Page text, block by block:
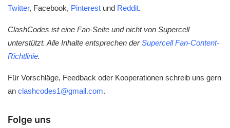
Twitter, Facebook, Pinterest und Reddit.
ClashCodes ist eine Fan-Seite und nicht von Supercell
unterstützt. Alle Inhalte entsprechen derSupercell Fan-Content-
Richtlinie.
Für Vorschläge, Feedback oder Kooperationen schreib uns gern
an clashcodes1@gmail.com.
Folge uns